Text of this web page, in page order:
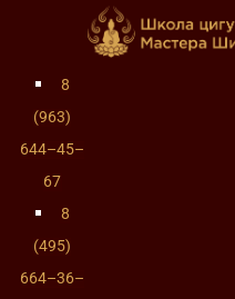
8
(963)
644–45–
67
8
(495)
664–36–